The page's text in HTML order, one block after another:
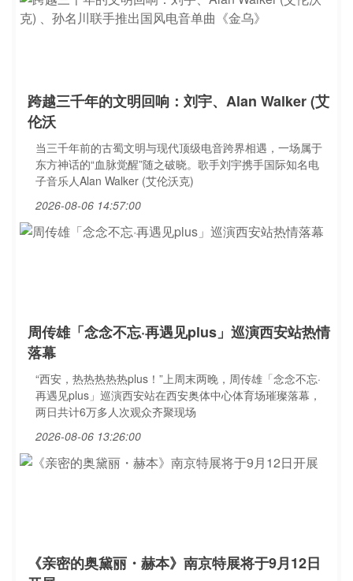
跨越三千年的文明回响：刘宇、Alan Walker (艾
伦沃
当三千年前的古蜀文明与现代顶级电音跨界相遇，一场属于
东方神话的“血脉觉醒”随之破晓。歌手刘宇携手国际知名电
子音乐人Alan Walker (艾伦沃克)
2026-08-06 14:57:00
周传雄「念念不忘·再遇见plus」巡演西安站热情
落幕
“西安，热热热热热plus！”上周末两晚，周传雄「念念不忘·
再遇见plus」巡演西安站在西安奥体中心体育场璀璨落幕，
两日共计6万多人次观众齐聚现场
2026-08-06 13:26:00
《亲密的奥黛丽・赫本》南京特展将于9月12日